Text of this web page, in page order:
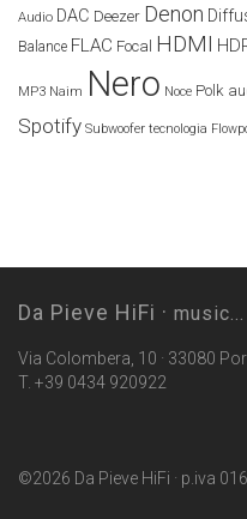
Audio DAC Deezer Denon
Balance FLAC Focal HDMI
MP3 Naim Nero Noce Polk
Spotify Subwoofer tecnologia
Da Pieve HiFi ·
Via Colombera, 10 · 33080
T. +39 0434 920922
©2026 Da Pieve HiFi · p.iva